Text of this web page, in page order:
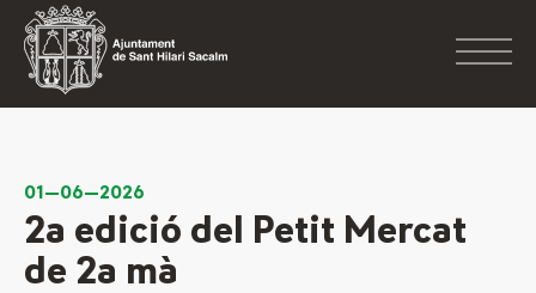
01—06—2026
2a edició del Petit Mercat
de 2a mà